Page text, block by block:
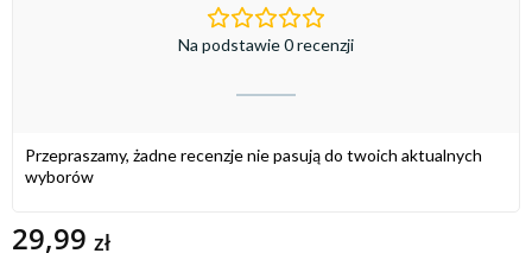
Na podstawie 0 recenzji
Przepraszamy, żadne recenzje nie pasują do twoich aktualnych
wyborów
29,99 zł